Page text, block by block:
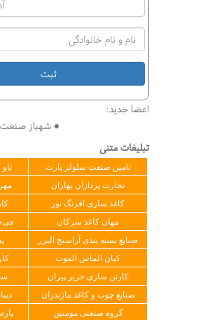
اعضا جدید:
● شهباز صنعت
تبلیغات متنی
تامین صنعت سلولز پارت
تجارت پردازان بهاران
کاغذ سازی افرنگ نور
مهان کاغذ سرکان
صنایع بسته بندی آراسنج البرز
کیان الماس الموت
کارتن سازی حریر پیران
صنایع چوب و کاغذ مازندران
گروه صنعتی مومنین